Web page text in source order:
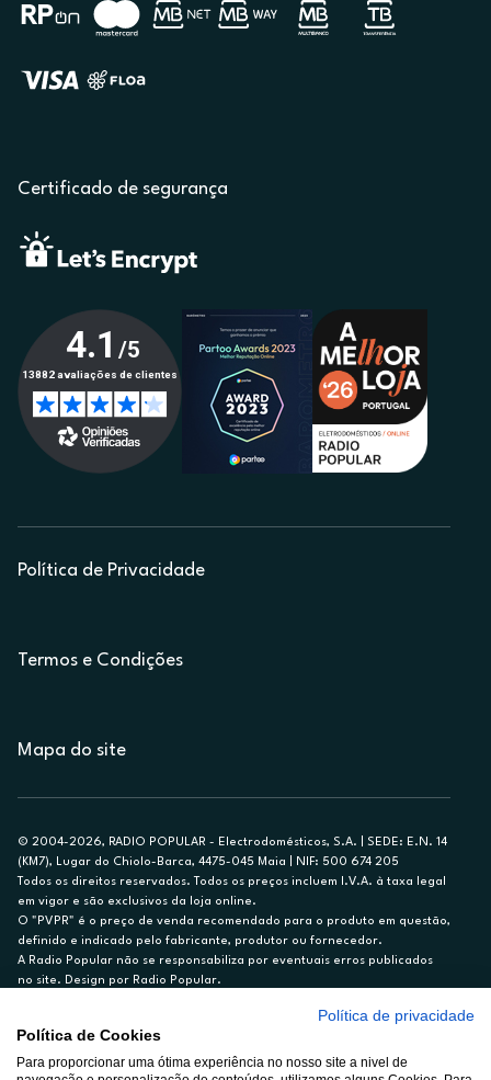
Certificado de segurança
Política de Privacidade
Termos e Condições
Mapa do site
© 2004-2026, RADIO POPULAR - Electrodomésticos, S.A. | SEDE: E.N. 14
(KM7), Lugar do Chiolo-Barca, 4475-045 Maia | NIF: 500 674 205
Todos os direitos reservados. Todos os preços incluem I.V.A. à taxa legal
em vigor e são exclusivos da loja online.
O "PVPR" é o preço de venda recomendado para o produto em questão,
definido e indicado pelo fabricante, produtor ou fornecedor.
A Radio Popular não se responsabiliza por eventuais erros publicados
no site. Design por Radio Popular.
Ex. para limite de crédito de €1.500, reembolsado em 12 meses, TAN
14,79%.
Política de privacidade
Política de Cookies
Para proporcionar uma ótima experiência no nosso site a nivel de